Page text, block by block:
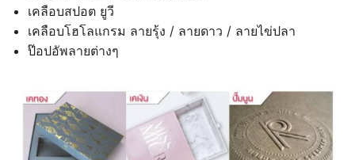
เคลือบสปอต ยูวี
เคลือบโฮโลแกรม ลายรุ้ง / ลายดาว / ลายไข่ปลา
ป๊อปอัพลายต่างๆ